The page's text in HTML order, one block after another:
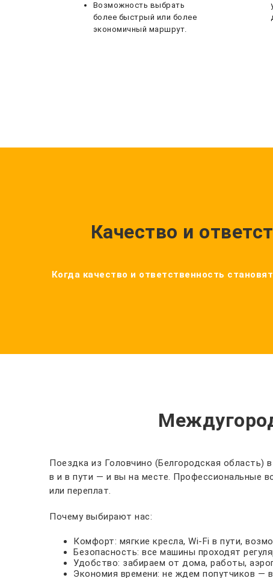
Возможность выбрать
более быстрый или более
экономичный маршрут.
Качество и
Когда качество и ответственность
Поездка из Головчино (Белгородская область)
в и в пути — и вы на месте. Профессиональные
или переплат.
Почему выбирают нас:
Комфорт: мягкие кресла, Wi-Fi в пути,
Безопасность: все машины проходят
Удобство: забираем от дома, работы,
Экономия времени: не ждем попутчиков —